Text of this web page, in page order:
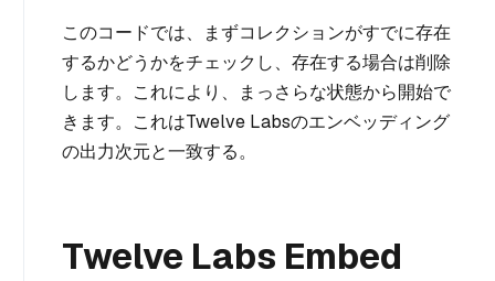
このコードでは、まずコレクションがすでに存在
するかどうかをチェックし、存在する場合は削除
します。これにより、まっさらな状態から開始で
きます。これはTwelve Labsのエンベッディング
の出力次元と一致する。
Twelve Labs Embed